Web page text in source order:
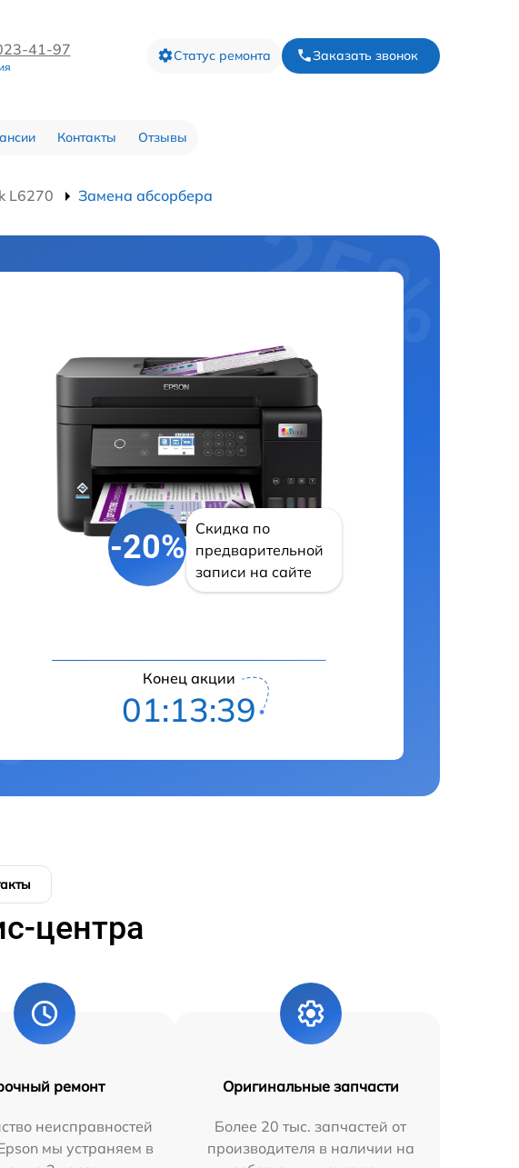
41-97 Статус ремонта Заказать звонок
Контакты Отзывы
L6270 Замена абсорбера
-20%
Скидка по
предварительной
записи на сайте
Конец акции
01:13:38
центра
ремонт
неисправностей
мы устраняем в
Оригинальные запчасти
Более 20 тыс. запчастей от
производителя в наличии на